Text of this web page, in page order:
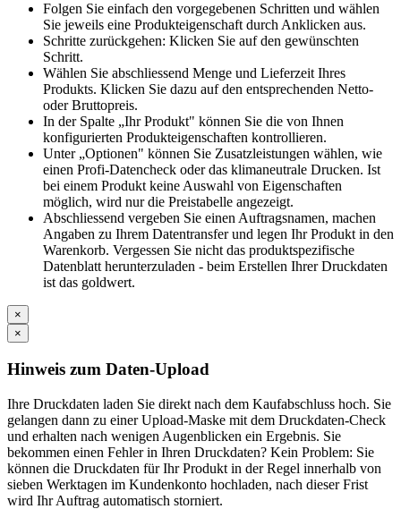
Folgen Sie einfach den vorgegebenen Schritten und wählen
Sie jeweils eine Produkteigenschaft durch Anklicken aus.
Schritte zurückgehen: Klicken Sie auf den gewünschten
Schritt.
Wählen Sie abschliessend Menge und Lieferzeit Ihres
Produkts. Klicken Sie dazu auf den entsprechenden Netto-
oder Bruttopreis.
In der Spalte „Ihr Produkt" können Sie die von Ihnen
konfigurierten Produkteigenschaften kontrollieren.
Unter „Optionen" können Sie Zusatzleistungen wählen, wie
einen Profi-Datencheck oder das klimaneutrale Drucken. Ist
bei einem Produkt keine Auswahl von Eigenschaften
möglich, wird nur die Preistabelle angezeigt.
Abschliessend vergeben Sie einen Auftragsnamen, machen
Angaben zu Ihrem Datentransfer und legen Ihr Produkt in den
Warenkorb. Vergessen Sie nicht das produktspezifische
Datenblatt herunterzuladen - beim Erstellen Ihrer Druckdaten
ist das goldwert.
×
×
Hinweis zum Daten-Upload
Ihre Druckdaten laden Sie direkt nach dem Kaufabschluss hoch. Sie
gelangen dann zu einer Upload-Maske mit dem Druckdaten-Check
und erhalten nach wenigen Augenblicken ein Ergebnis. Sie
bekommen einen Fehler in Ihren Druckdaten? Kein Problem: Sie
können die Druckdaten für Ihr Produkt in der Regel innerhalb von
sieben Werktagen im Kundenkonto hochladen, nach dieser Frist
wird Ihr Auftrag automatisch storniert.